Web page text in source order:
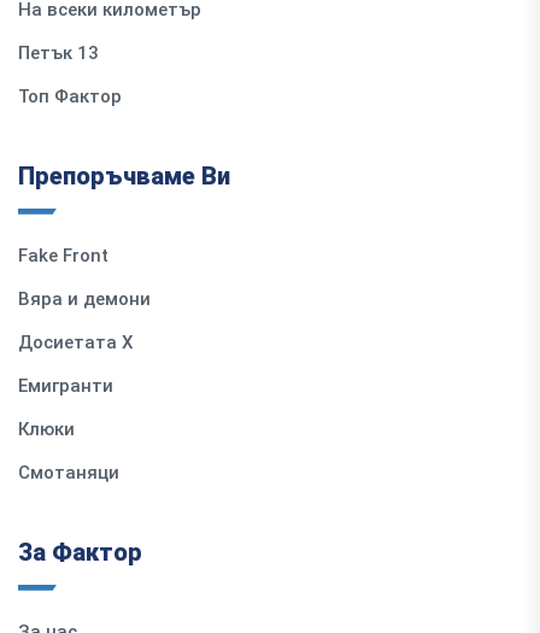
На всеки километър
Петък 13
Топ Фактор
Препоръчваме Ви
Fake Front
Вяра и демони
Досиетата Х
Емигранти
Клюки
Смотаняци
За Фактор